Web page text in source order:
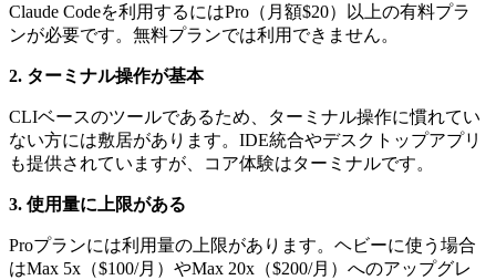
Claude Codeを利用するにはPro（月額$20）以上の有料プラ
ンが必要です。無料プランでは利用できません。
2. ターミナル操作が基本
CLIベースのツールであるため、ターミナル操作に慣れてい
ない方には敷居があります。IDE統合やデスクトップアプリ
も提供されていますが、コア体験はターミナルです。
3. 使用量に上限がある
Proプランには利用量の上限があります。ヘビーに使う場合
はMax 5x（$100/月）やMax 20x（$200/月）へのアップグレ